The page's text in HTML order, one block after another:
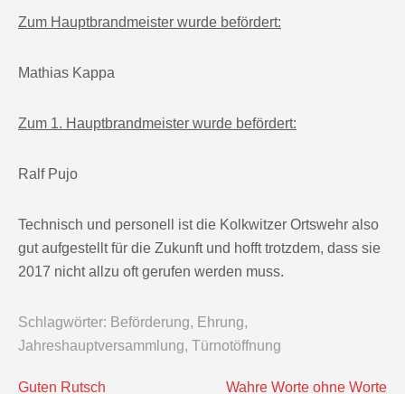
Zum Hauptbrandmeister wurde befördert:
Mathias Kappa
Zum 1. Hauptbrandmeister wurde befördert:
Ralf Pujo
Technisch und personell ist die Kolkwitzer Ortswehr also
gut aufgestellt für die Zukunft und hofft trotzdem, dass sie
2017 nicht allzu oft gerufen werden muss.
Schlagwörter: Beförderung, Ehrung,
Jahreshauptversammlung, Türnotöffnung
Guten Rutsch Wahre Worte ohne Worte